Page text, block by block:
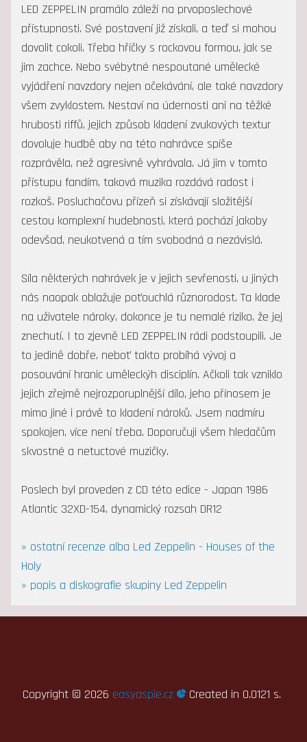
LED ZEPPELIN pramálo záleží na prvoposlechové
přístupnosti. Své postavení již získali, a teď si mohou
dovolit cokoli. Třeba hříčky s rockovou formou, jak se
jim zachce. Nebo svébytné nespoutané umělecké
vyjádření navzdory nejen očekávání, ale také navzdory
všem zvyklostem. Nestaví na údernosti ani na těžké
hrubosti riffů, jejich způsob kladení zvukových textur
dovoluje hudbě aby na této nahrávce spíše
rozprávěla, než agresivně vyhrávala. Já jim v tomto
přístupu fandím, taková muzika rozdává radost i
rozkoš. Posluchačovu přízeň si získávají složitější
cestou komplexní hudebnosti, která pochází jakoby
odevšad, neukotvená a tím svobodná a nezávislá.
Síla některých nahrávek je v jejich sevřenosti, u jiných
nás naopak oblažuje poťouchlá různorodost. Ta klade
na uživatele nároky, dokonce je tu nemalé riziko, že jej
znechutí. I to zjevně LED ZEPPELIN rádi podstoupili. Je
to jedině dobře, neboť takto probíhá vývoj a
posouvání hranic uměleckýh disciplín. Ačkoli tak vzniklo
jejich zřejmě nejrozporuplnější dílo, jeho přínosem je
mimo jiné i právě to kladení nároků. Jsem nadmíru
spokojen, více není třeba. Doporučuji všem hledačům
skvostné a netuctové muzičky.
Poslech byl proveden z CD této edice - Japan 1986
Atlantic 32XD-154, dynamický rozsah DR12
» ostatní recenze alba Led Zeppelin - Houses of the
Holy
» popis a diskografie skupiny Led Zeppelin
Copyright © 2026 easyaspie.cz Created in 0.0121 s.